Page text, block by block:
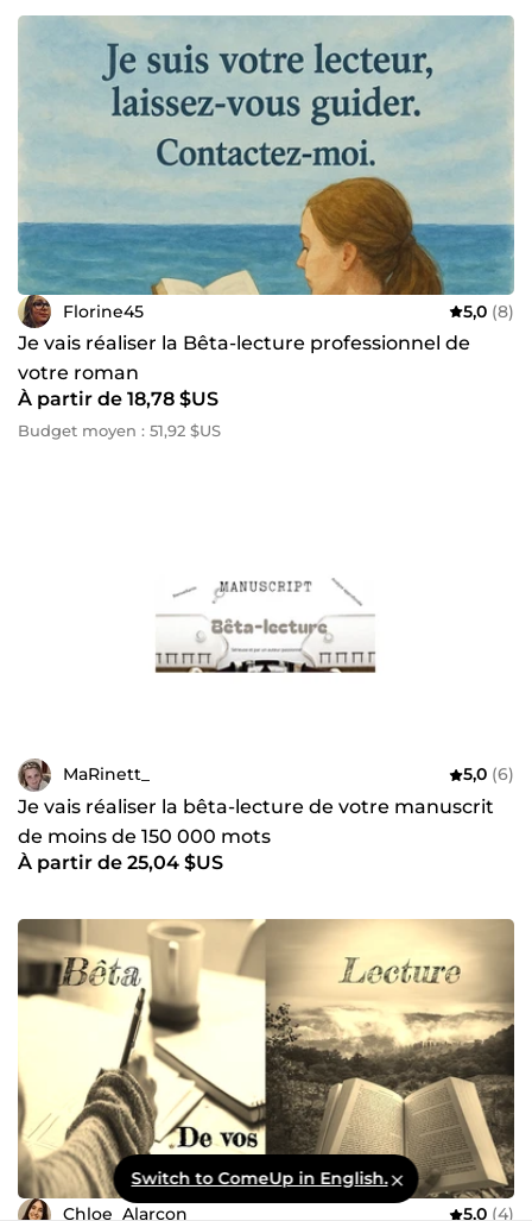
Florine45 5,0 (8)
Je vais réaliser la Bêta-lecture professionnel de
votre roman
À partir de 18,78 $US
Budget moyen : 51,92 $US
MaRinett_ 5,0 (6)
Je vais réaliser la bêta-lecture de votre manuscrit
de moins de 150 000 mots
À partir de 25,04 $US
Chloe_Alarcon 5,0 (4)
Switch to ComeUp in English.